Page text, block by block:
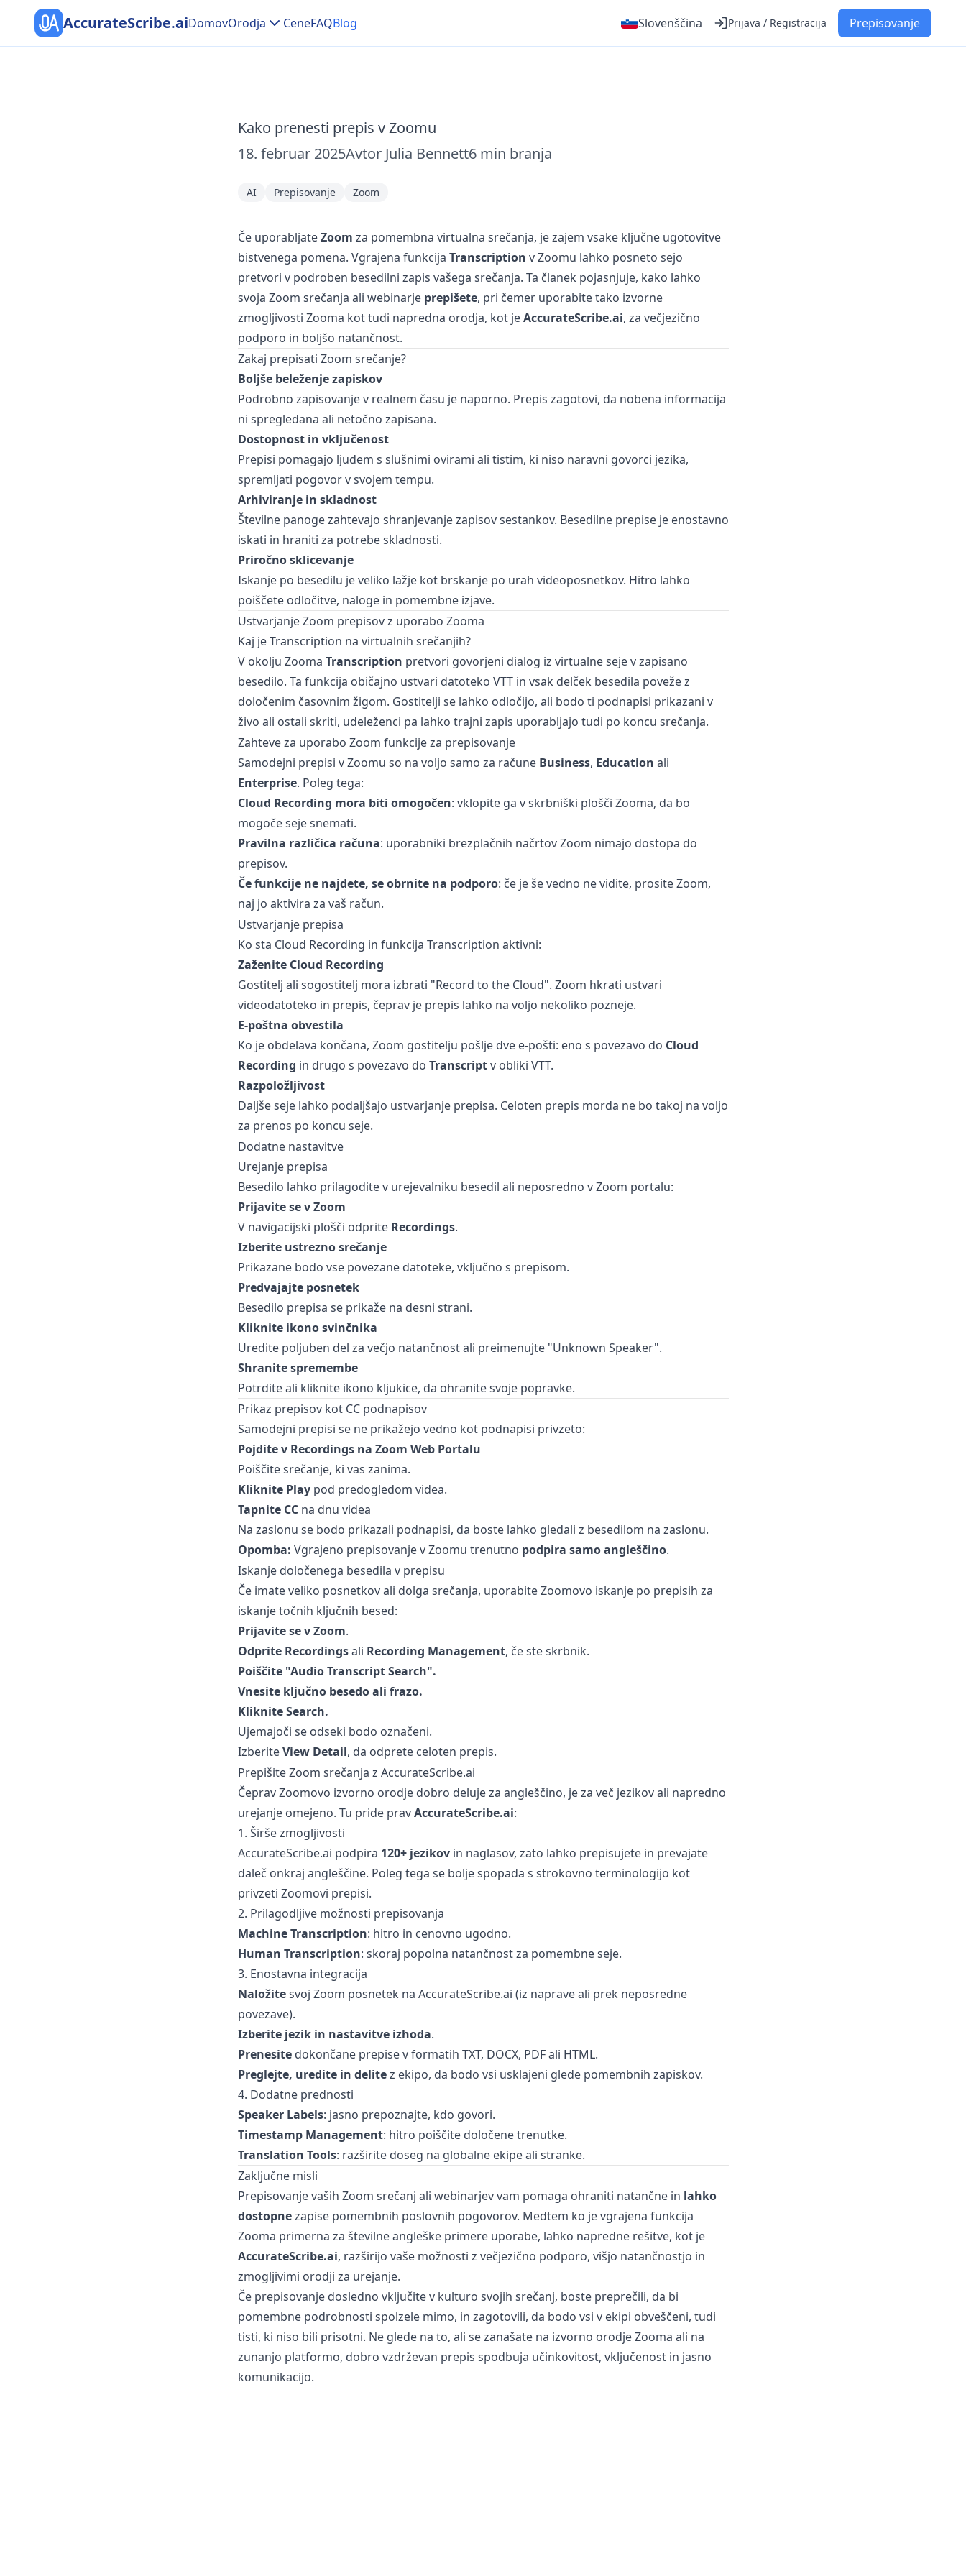
AccurateScribe.aiDomovOrodja CeneFAQBlog Slovenščina Prijava / Registracija Prepisovanje
Kako prenesti prepis v Zoomu
18. februar 2025Avtor Julia Bennett6 min branja
AI Prepisovanje Zoom
Če uporabljateZoom za pomembna virtualna srečanja, je zajem vsake ključne ugotovitve
bistvenega pomena. Vgrajena funkcija Transcription v Zoomu lahko posneto sejo
pretvori v podroben besedilni zapis vašega srečanja. Ta članek pojasnjuje, kako lahko
svoja Zoom srečanja ali webinarje prepišete, pri čemer uporabite tako izvorne
zmogljivosti Zooma kot tudi napredna orodja, kot jeAccurateScribe.ai, za večjezično
podporo in boljšo natančnost.
Zakaj prepisati Zoom srečanje?
Boljše beleženje zapiskov
Podrobno zapisovanje v realnem času je naporno. Prepis zagotovi, da nobena informacija
ni spregledana ali netočno zapisana.
Dostopnost in vključenost
Prepisi pomagajo ljudem s slušnimi ovirami ali tistim, ki niso naravni govorci jezika,
spremljati pogovor v svojem tempu.
Arhiviranje in skladnost
Številne panoge zahtevajo shranjevanje zapisov sestankov. Besedilne prepise je enostavno
iskati in hraniti za potrebe skladnosti.
Priročno sklicevanje
Iskanje po besedilu je veliko lažje kot brskanje po urah videoposnetkov. Hitro lahko
poiščete odločitve, naloge in pomembne izjave.
Ustvarjanje Zoom prepisov z uporabo Zooma
Kaj je Transcription na virtualnih srečanjih?
V okolju Zooma Transcription pretvori govorjeni dialog iz virtualne seje v zapisano
besedilo. Ta funkcija običajno ustvari datoteko VTT in vsak delček besedila poveže z
določenim časovnim žigom. Gostitelji se lahko odločijo, ali bodo ti podnapisi prikazani v
živo ali ostali skriti, udeleženci pa lahko trajni zapis uporabljajo tudi po koncu srečanja.
Zahteve za uporabo Zoom funkcije za prepisovanje
Samodejni prepisi v Zoomu so na voljo samo za račune Business, Education ali
Enterprise. Poleg tega:
Cloud Recording mora biti omogočen: vklopite ga v skrbniški plošči Zooma, da bo
mogoče seje snemati.
Pravilna različica računa: uporabniki brezplačnih načrtov Zoom nimajo dostopa do
prepisov.
Če funkcije ne najdete, se obrnite na podporo: če je še vedno ne vidite, prosite Zoom,
naj jo aktivira za vaš račun.
Ustvarjanje prepisa
Ko sta Cloud Recording in funkcija Transcription aktivni:
Zaženite Cloud Recording
Gostitelj ali sogostitelj mora izbrati "Record to the Cloud". Zoom hkrati ustvari
videodatoteko in prepis, čeprav je prepis lahko na voljo nekoliko pozneje.
E-poštna obvestila
Ko je obdelava končana, Zoom gostitelju pošlje dve e-pošti: eno s povezavo do Cloud
Recording in drugo s povezavo do Transcriptv obliki VTT.
Razpoložljivost
Daljše seje lahko podaljšajo ustvarjanje prepisa. Celoten prepis morda ne bo takoj na voljo
za prenos po koncu seje.
Dodatne nastavitve
Urejanje prepisa
Besedilo lahko prilagodite v urejevalniku besedil ali neposredno v Zoom portalu:
Prijavite se v Zoom
V navigacijski plošči odprite Recordings.
Izberite ustrezno srečanje
Prikazane bodo vse povezane datoteke, vključno s prepisom.
Predvajajte posnetek
Besedilo prepisa se prikaže na desni strani.
Kliknite ikono svinčnika
Uredite poljuben del za večjo natančnost ali preimenujte "Unknown Speaker".
Shranite spremembe
Potrdite ali kliknite ikono kljukice, da ohranite svoje popravke.
Prikaz prepisov kot CC podnapisov
Samodejni prepisi se ne prikažejo vedno kot podnapisi privzeto:
Pojdite v Recordings na Zoom Web Portalu
Poiščite srečanje, ki vas zanima.
Kliknite Playpod predogledom videa.
Tapnite CCna dnu videa
Na zaslonu se bodo prikazali podnapisi, da boste lahko gledali z besedilom na zaslonu.
Opomba: Vgrajeno prepisovanje v Zoomu trenutno podpira samo angleščino.
Iskanje določenega besedila v prepisu
Če imate veliko posnetkov ali dolga srečanja, uporabite Zoomovo iskanje po prepisih za
iskanje točnih ključnih besed:
Prijavite se v Zoom.
Odprite Recordingsali Recording Management, če ste skrbnik.
Poiščite "Audio Transcript Search".
Vnesite ključno besedo ali frazo.
Kliknite Search.
Ujemajoči se odseki bodo označeni.
IzberiteView Detail, da odprete celoten prepis.
Prepišite Zoom srečanja z AccurateScribe.ai
Čeprav Zoomovo izvorno orodje dobro deluje za angleščino, je za več jezikov ali napredno
urejanje omejeno. Tu pride pravAccurateScribe.ai:
1. Širše zmogljivosti
AccurateScribe.ai podpira 120+ jezikovin naglasov, zato lahko prepisujete in prevajate
daleč onkraj angleščine. Poleg tega se bolje spopada s strokovno terminologijo kot
privzeti Zoomovi prepisi.
2. Prilagodljive možnosti prepisovanja
Machine Transcription: hitro in cenovno ugodno.
Human Transcription: skoraj popolna natančnost za pomembne seje.
3. Enostavna integracija
Naložitesvoj Zoom posnetek na AccurateScribe.ai (iz naprave ali prek neposredne
povezave).
Izberite jezik in nastavitve izhoda.
Prenesitedokončane prepise v formatih TXT, DOCX, PDF ali HTML.
Preglejte, uredite in delitez ekipo, da bodo vsi usklajeni glede pomembnih zapiskov.
4. Dodatne prednosti
Speaker Labels: jasno prepoznajte, kdo govori.
Timestamp Management: hitro poiščite določene trenutke.
Translation Tools: razširite doseg na globalne ekipe ali stranke.
Zaključne misli
Prepisovanje vaših Zoom srečanj ali webinarjev vam pomaga ohraniti natančne in lahko
dostopnezapise pomembnih poslovnih pogovorov. Medtem ko je vgrajena funkcija
Zooma primerna za številne angleške primere uporabe, lahko napredne rešitve, kot je
AccurateScribe.ai, razširijo vaše možnosti z večjezično podporo, višjo natančnostjo in
zmogljivimi orodji za urejanje.
Če prepisovanje dosledno vključite v kulturo svojih srečanj, boste preprečili, da bi
pomembne podrobnosti spolzele mimo, in zagotovili, da bodo vsi v ekipi obveščeni, tudi
tisti, ki niso bili prisotni. Ne glede na to, ali se zanašate na izvorno orodje Zooma ali na
zunanjo platformo, dobro vzdrževan prepis spodbuja učinkovitost, vključenost in jasno
komunikacijo.